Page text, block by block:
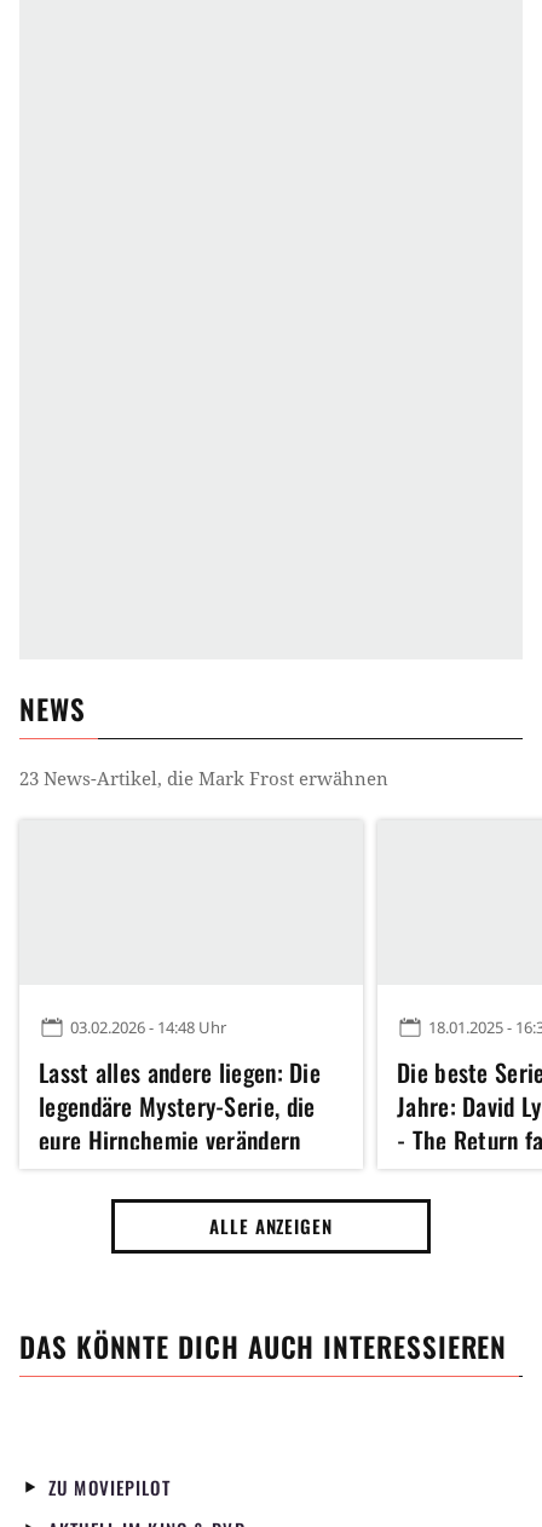
NEWS
23 News-Artikel, die Mark Frost erwähnen
03.02.2026 - 14:48 Uhr
Lasst alles andere liegen: Die
legendäre Mystery-Serie, die
eure Hirnchemie verändern
wird, streamt jetzt komplett
kostenlos
18.01.2025 -
Die beste
Jahre: David
- The Return
Jahrzehnt
zusammen
ALLE ANZEIGEN
DAS KÖNNTE DICH AUCH INTERESSIEREN
ZU MOVIEPILOT